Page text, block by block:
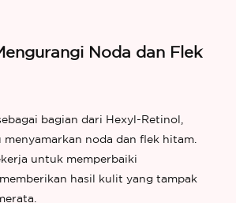
Noda dan Flek
bagian dari Hexyl-Retinol,
noda dan flek hitam.
untuk memperbaiki
hasil kulit yang tampak